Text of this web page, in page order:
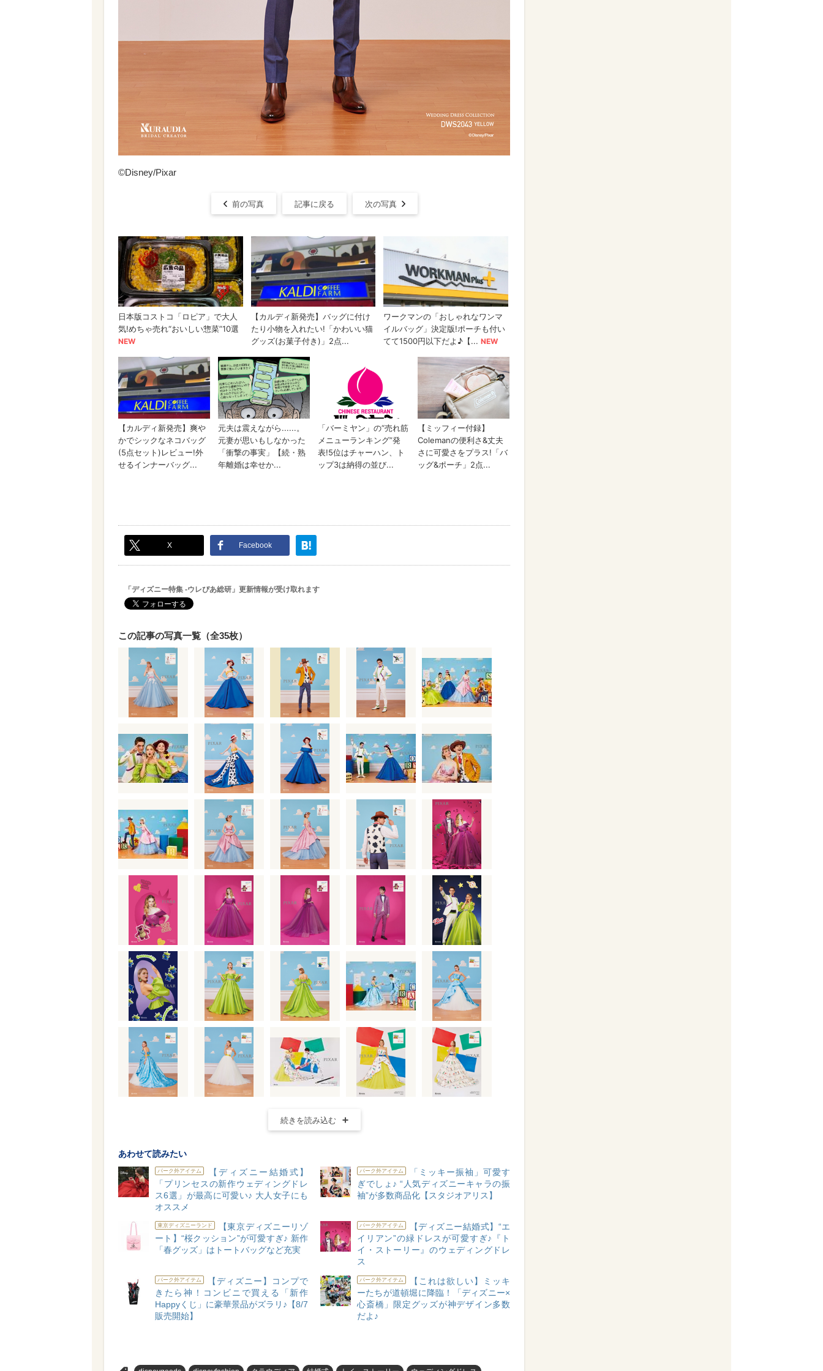
©Disney/Pixar
前の写真 記事に戻る 次の写真
X Facebook
「ディズニー特集 -ウレぴあ総研」更新情報が受け取れます
この記事の写真一覧（全35枚）
続きを読み込む
あわせて読みたい
パーク外アイテム
【ディズニー結婚式】
「プリンセスの新作ウェディングドレ
ス6選」が最高に可愛い♪ 大人女子にも
オススメ
パーク外アイテム
「ミッキー振袖」可愛す
ぎでしょ♪ “人気ディズニーキャラの振
袖”が多数商品化【スタジオアリス】
東京ディズニーランド
【東京ディズニーリゾ
ート】“桜クッション”が可愛すぎ♪ 新作
「春グッズ」はトートバッグなど充実
パーク外アイテム
【ディズニー結婚式】“エ
イリアン”の緑ドレスが可愛すぎ♪『ト
イ・ストーリー』のウェディングドレ
ス
パーク外アイテム
【ディズニー】コンプで
きたら神！コンビニで買える「新作
Happyくじ」に豪華景品がズラリ♪【8/7
販売開始】
パーク外アイテム
【これは欲しい】ミッキ
ーたちが道頓堀に降臨！「ディズニー×
心斎橋」限定グッズが神デザイン多数
だよ♪